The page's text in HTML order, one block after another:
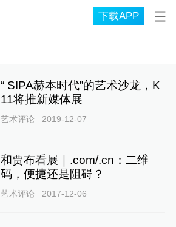
下载APP
“ SIPA赫本时代”的艺术沙龙，K
11将推新媒体展
艺术评论 2019-12-07
和贾布看展｜.com/.cn：二维
码，便捷还是阻碍？
艺术评论 2017-12-06